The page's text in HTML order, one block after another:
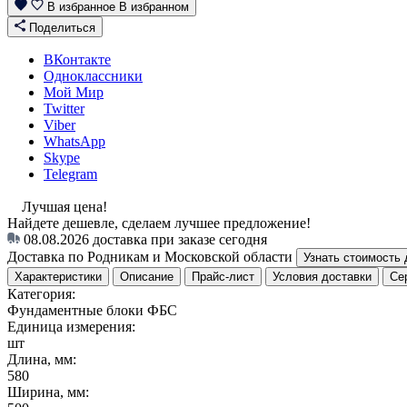
В избранное В избранном
Поделиться
ВКонтакте
Одноклассники
Мой Мир
Twitter
Viber
WhatsApp
Skype
Telegram
Лучшая цена!
Найдете дешевле, сделаем лучшее предложение!
08.08.2026 доставка при заказе сегодня
Доставка по Родникам и Московской области
Узнать стоимость
Характеристики
Описание Прайс-лист Условия доставки
Категория:
Фундаментные блоки ФБС
Единица измерения:
шт
Длина, мм:
580
Ширина, мм: